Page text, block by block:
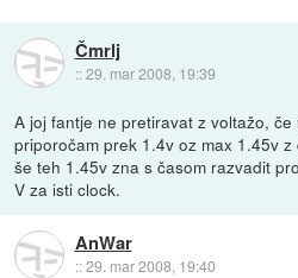
Čmrlj
::29. mar 2008, 19:39
A joj fantje ne pretiravat z voltažo,
priporočam prek 1.4v oz max 1.45v
še teh 1.45v zna s časom razvadit
V za isti clock.
AnWar
::29. mar 2008, 19:40